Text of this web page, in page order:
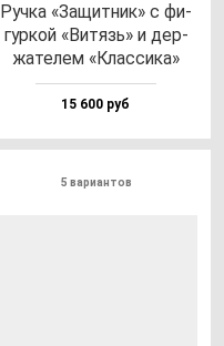
Руч­ка «Защит­ник» с фи­
гур­кой «Витязь» и дер­
жа­те­лем «Клас­си­ка»
15 600 руб
5 вариантов